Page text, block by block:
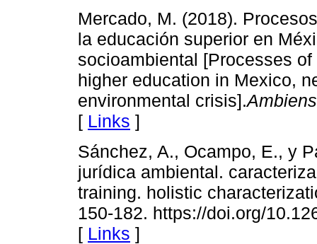
Mercado, M. (2018).
la educación superior en
socioambiental [Processes
higher education in Mexico,
environmental crisis].Ambiens
[ Links ]
Sánchez, A., Ocampo, E., y
jurídica ambiental.
training. holistic
150-182. https://doi.org/
[ Links ]